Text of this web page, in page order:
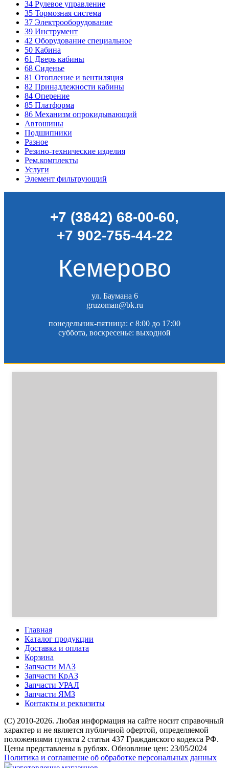
34 Рулевое управление
35 Тормозная система
37 Электрооборудование
39 Инструмент
42 Оборудование специальное
50 Кабина
61 Дверь кабины
68 Сиденье
81 Отопление и вентиляция
82 Принадлежности кабины
84 Оперение
85 Платформа
86 Механизм опрокидывающий
Автошины
Подшипники
Разное
Резино-технические изделия
Рем.комплекты
Услуги
Элемент фильтрующий
+7 (3842) 68-00-60,
+7 902-755-44-22
Кемерово
ул. Баумана 6
gruzoman@bk.ru
понедельник-пятница: c 8:00 до 17:00
суббота, воскресенье: выходной
Главная
Каталог продукции
Доставка и оплата
Корзина
Запчасти МАЗ
Запчасти КрАЗ
Запчасти УРАЛ
Запчасти ЯМЗ
Контакты и реквизиты
(C) 2010-2026. Любая информация на сайте носит справочный
характер и не является публичной офертой, определяемой
положениями пункта 2 статьи 437 Гражданского кодекса РФ.
Цены представлены в рублях. Обновлние цен: 23/05/2024
Политика и соглашение об обработке персональных данных